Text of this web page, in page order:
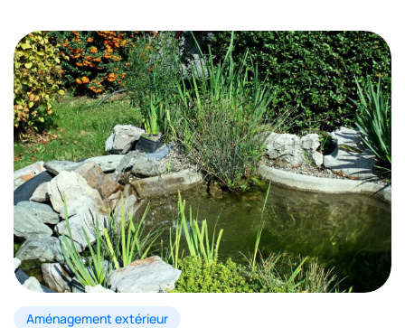
Aménagement extérieur